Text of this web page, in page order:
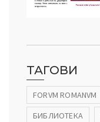
ТАГОВИ
FORVM ROMANVM
БИБЛИОТЕКА